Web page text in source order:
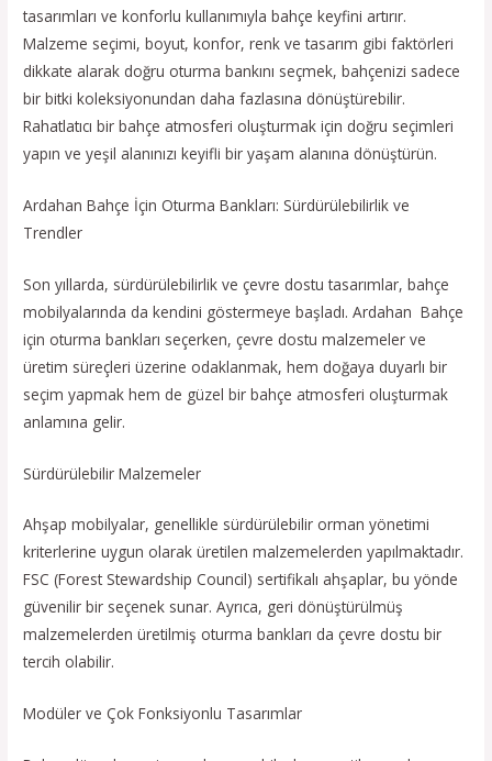
tasarımları ve konforlu kullanımıyla bahçe keyfini artırır.
Malzeme seçimi, boyut, konfor, renk ve tasarım gibi faktörleri
dikkate alarak doğru oturma bankını seçmek, bahçenizi sadece
bir bitki koleksiyonundan daha fazlasına dönüştürebilir.
Rahatlatıcı bir bahçe atmosferi oluşturmak için doğru seçimleri
yapın ve yeşil alanınızı keyifli bir yaşam alanına dönüştürün.
Ardahan Bahçe İçin Oturma Bankları: Sürdürülebilirlik ve
Trendler
Son yıllarda, sürdürülebilirlik ve çevre dostu tasarımlar, bahçe
mobilyalarında da kendini göstermeye başladı. Ardahan Bahçe
için oturma bankları seçerken, çevre dostu malzemeler ve
üretim süreçleri üzerine odaklanmak, hem doğaya duyarlı bir
seçim yapmak hem de güzel bir bahçe atmosferi oluşturmak
anlamına gelir.
Sürdürülebilir Malzemeler
Ahşap mobilyalar, genellikle sürdürülebilir orman yönetimi
kriterlerine uygun olarak üretilen malzemelerden yapılmaktadır.
FSC (Forest Stewardship Council) sertifikalı ahşaplar, bu yönde
güvenilir bir seçenek sunar. Ayrıca, geri dönüştürülmüş
malzemelerden üretilmiş oturma bankları da çevre dostu bir
tercih olabilir.
Modüler ve Çok Fonksiyonlu Tasarımlar